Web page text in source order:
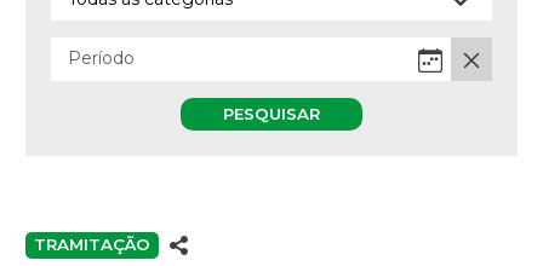
PESQUISAR
TRAMITAÇÃO